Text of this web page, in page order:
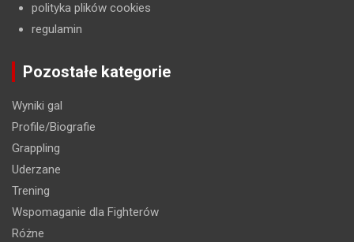
polityka plików cookies
regulamin
Pozostałe kategorie
Wyniki gal
Profile/Biografie
Grappling
Uderzane
Trening
Wspomaganie dla Fighterów
Różne